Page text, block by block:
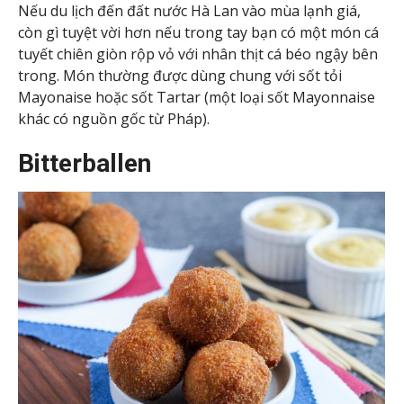
Nếu du lịch đến đất nước Hà Lan vào mùa lạnh giá,
còn gì tuyệt vời hơn nếu trong tay bạn có một món cá
tuyết chiên giòn rộp vỏ với nhân thịt cá béo ngậy bên
trong. Món thường được dùng chung với sốt tỏi
Mayonaise hoặc sốt Tartar (một loại sốt Mayonnaise
khác có nguồn gốc từ Pháp).
Bitterballen